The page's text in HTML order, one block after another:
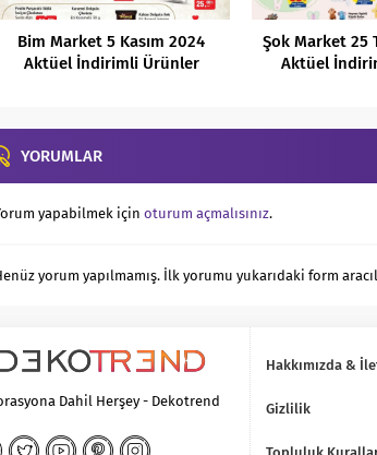
Bim Market 5 Kasım 2024
Aktüel İndirimli Ürünler
Şok Market 25
Aktüel
YORUMLAR
yapabilmek için oturum açmalısınız.
yorum yapılmamış. İlk yorumu yukarıdaki form
Dahil Herşey - Dekotrend
Hakkımızda &
Gizlilik